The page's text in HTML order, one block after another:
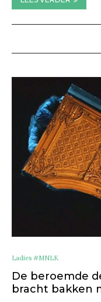
Ladies #MNLK
De beroemde
bracht bakken